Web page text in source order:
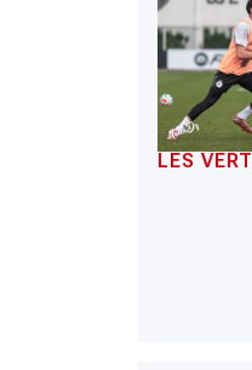
LES